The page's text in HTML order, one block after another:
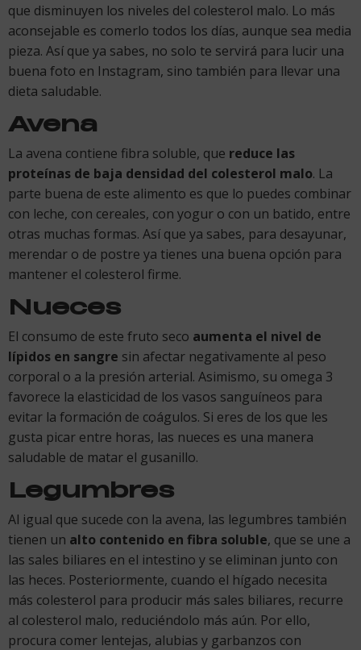
que disminuyen los niveles del colesterol malo. Lo más
aconsejable es comerlo todos los días, aunque sea media
pieza. Así que ya sabes, no solo te servirá para lucir una
buena foto en Instagram, sino también para llevar una
dieta saludable.
Avena
La avena contiene fibra soluble, que reduce las
proteínas de baja densidad del colesterol malo. La
parte buena de este alimento es que lo puedes combinar
con leche, con cereales, con yogur o con un batido, entre
otras muchas formas. Así que ya sabes, para desayunar,
merendar o de postre ya tienes una buena opción para
mantener el colesterol firme.
Nueces
El consumo de este fruto seco aumenta el nivel de
lípidos en sangre sin afectar negativamente al peso
corporal o a la presión arterial. Asimismo, su omega 3
favorece la elasticidad de los vasos sanguíneos para
evitar la formación de coágulos. Si eres de los que les
gusta picar entre horas, las nueces es una manera
saludable de matar el gusanillo.
Legumbres
Al igual que sucede con la avena, las legumbres también
tienen un alto contenido en fibra soluble, que se une a
las sales biliares en el intestino y se eliminan junto con
las heces. Posteriormente, cuando el hígado necesita
más colesterol para producir más sales biliares, recurre
al colesterol malo, reduciéndolo más aún. Por ello,
procura comer lentejas, alubias y garbanzos con